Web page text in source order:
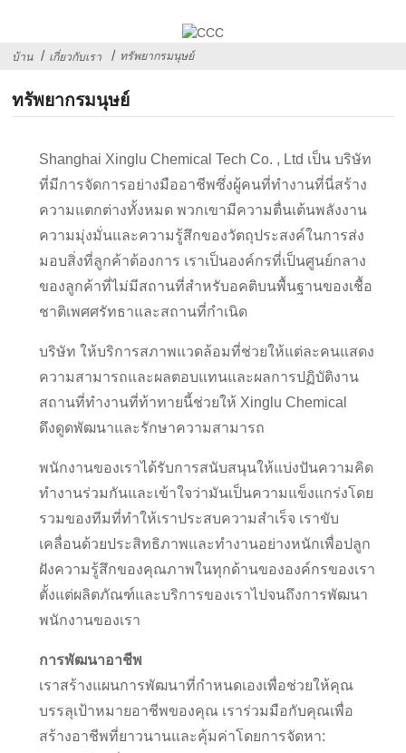
บ้าน เกี่ยวกับเรา ทรัพยากรมนุษย์
ทรัพยากรมนุษย์
Shanghai Xinglu Chemical Tech Co. , Ltd เป็น บริษัท
ที่มีการจัดการอย่างมืออาชีพซึ่งผู้คนที่ทำงานที่นี่สร้าง
ความแตกต่างทั้งหมด พวกเขามีความตื่นเต้นพลังงาน
ความมุ่งมั่นและความรู้สึกของวัตถุประสงค์ในการส่ง
มอบสิ่งที่ลูกค้าต้องการ เราเป็นองค์กรที่เป็นศูนย์กลาง
ของลูกค้าที่ไม่มีสถานที่สำหรับอคติบนพื้นฐานของเชื้อ
ชาติเพศศรัทธาและสถานที่กำเนิด
บริษัท ให้บริการสภาพแวดล้อมที่ช่วยให้แต่ละคนแสดง
ความสามารถและผลตอบแทนและผลการปฏิบัติงาน
สถานที่ทำงานที่ท้าทายนี้ช่วยให้ Xinglu Chemical
ดึงดูดพัฒนาและรักษาความสามารถ
พนักงานของเราได้รับการสนับสนุนให้แบ่งปันความคิด
ทำงานร่วมกันและเข้าใจว่ามันเป็นความแข็งแกร่งโดย
รวมของทีมที่ทำให้เราประสบความสำเร็จ เราขับ
เคลื่อนด้วยประสิทธิภาพและทำงานอย่างหนักเพื่อปลูก
ฝังความรู้สึกของคุณภาพในทุกด้านขององค์กรของเรา
ตั้งแต่ผลิตภัณฑ์และบริการของเราไปจนถึงการพัฒนา
พนักงานของเรา
การพัฒนาอาชีพ
เราสร้างแผนการพัฒนาที่กำหนดเองเพื่อช่วยให้คุณ
บรรลุเป้าหมายอาชีพของคุณ เราร่วมมือกับคุณเพื่อ
สร้างอาชีพที่ยาวนานและคุ้มค่าโดยการจัดหา: